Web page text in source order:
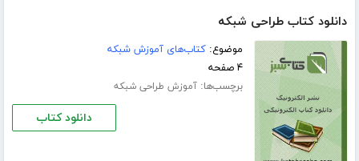
دانلود کتاب طراحی شبکه
موضوع:کتاب‌های آموزش شبکه
۴ صفحه
برچسب‌ها:آموزش طراحی شبکه
دانلود کتاب